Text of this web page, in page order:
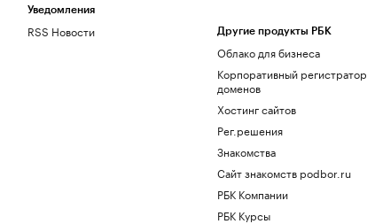
Уведомления
RSS Новости Другие продукты РБК
Облако для бизнеса
Корпоративный регистратор
доменов
Хостинг сайтов
Рег.решения
Знакомства
Сайт знакомств podbor.ru
РБК Компании
РБК Курсы